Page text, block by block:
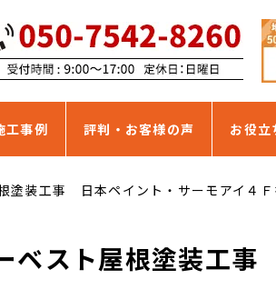
工事例 評判・お客様の声 お役立
塗装工事 日本ペイント・サーモアイ４
スト屋根塗装工